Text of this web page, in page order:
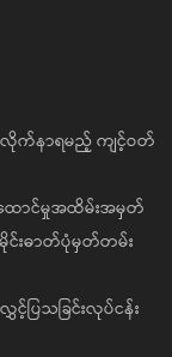
လိုက်နာရမည့် ကျင့်ဝတ်
ောင်မှုအထိမ်းအမှတ်
မိုင်းဓာတ်ပုံမှတ်တမ်း
ြသခြင်းလုပ်ငန်း